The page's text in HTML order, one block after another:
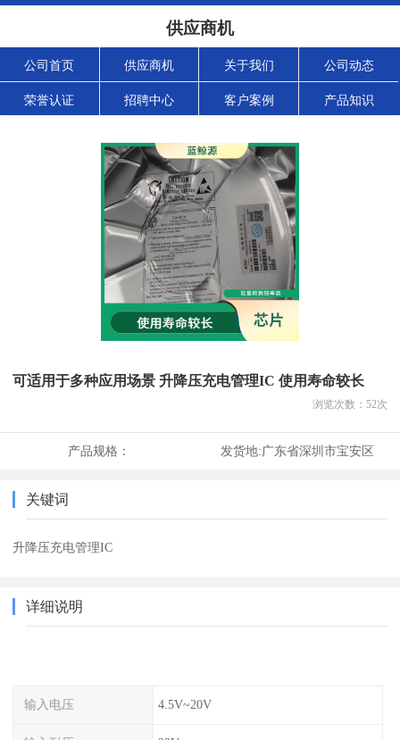
供应商机
公司首页 供应商机 关于我们 公司动态
荣誉认证 招聘中心 客户案例 产品知识
可适用于多种应用场景 升降压充电管理IC 使用寿命较长
浏览次数： 52次
产品规格： 发货地:广东省深圳市宝安区
关键词
升降压充电管理IC
详细说明
输入电压 4.5V~20V